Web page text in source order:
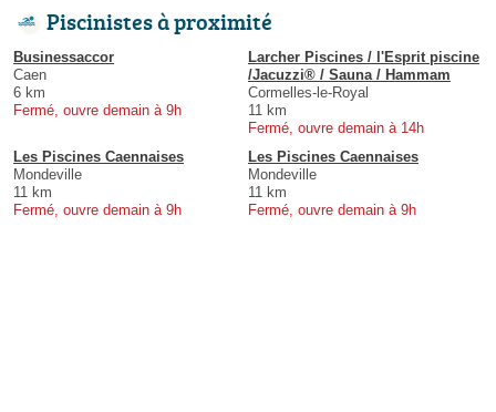
Piscinistes à proximité
Businessaccor
Caen
6 km
Fermé, ouvre demain à 9h
Larcher Piscines / l'Esprit piscine
/Jacuzzi® / Sauna / Hammam
Cormelles-le-Royal
11 km
Fermé, ouvre demain à 14h
Les Piscines Caennaises
Mondeville
11 km
Fermé, ouvre demain à 9h
Les Piscines Caennaises
Mondeville
11 km
Fermé, ouvre demain à 9h